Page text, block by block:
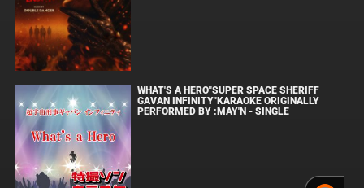
WHAT'S A HERO"SUPER SPACE SHERIFF
GAVAN INFINITY"KARAOKE ORIGINALLY
PERFORMED BY :MAY'N - SINGLE